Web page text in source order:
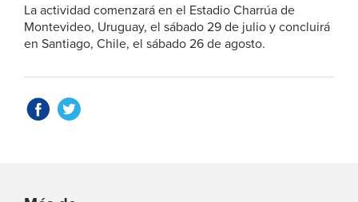
La actividad comenzará en el Estadio Charrúa de
Montevideo, Uruguay, el sábado 29 de julio y concluirá
en Santiago, Chile, el sábado 26 de agosto.